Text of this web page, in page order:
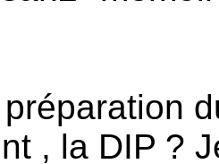
, la DIP ?